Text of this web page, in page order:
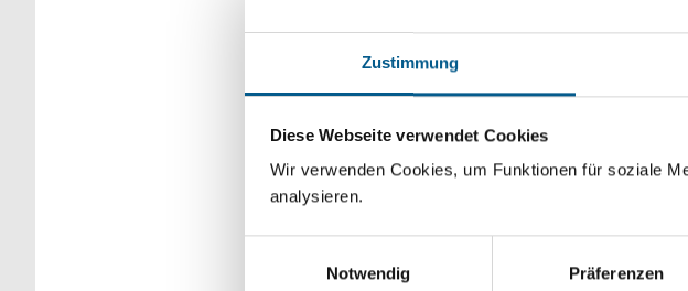
Zustimmung
Diese Webseite verwendet Cookies
Wir verwenden Cookies, um Funktionen für soziale
analysieren.
Notwendig
Präferenzen
Sie suchen finanzielle Unterstützung für ein
unsere Fördermitteldatenbank und
Kleinschreibung beachten.
Bitte Suchbegriff eingeben. Ergebnisse
verfeinert werden.